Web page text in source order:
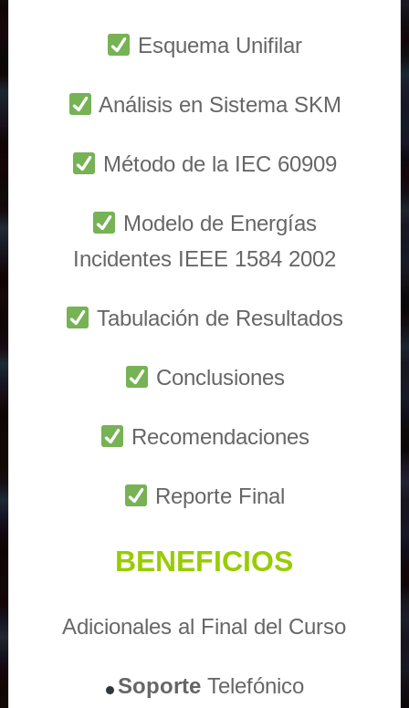
Esquema Unifilar
Análisis en Sistema SKM
Método de la IEC 60909
Modelo de Energías
Incidentes IEEE 1584 2002
Tabulación de Resultados
Conclusiones
Recomendaciones
Reporte Final
BENEFICIOS
Adicionales al Final del Curso
Soporte Telefónico